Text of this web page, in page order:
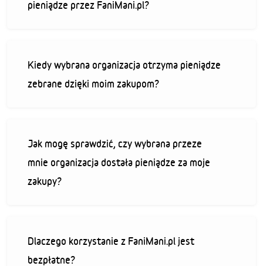
pieniądze przez FaniMani.pl?
Kiedy wybrana organizacja otrzyma pieniądze
zebrane dzięki moim zakupom?
Jak mogę sprawdzić, czy wybrana przeze
mnie organizacja dostała pieniądze za moje
zakupy?
Dlaczego korzystanie z FaniMani.pl jest
bezpłatne?